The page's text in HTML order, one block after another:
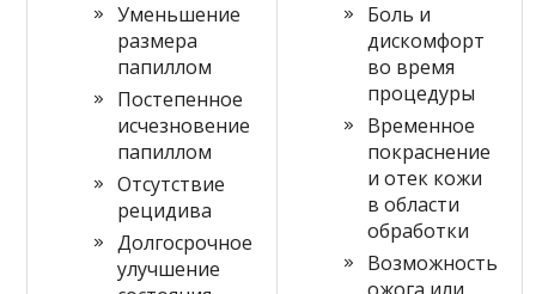
Уменьшение
размера
папиллом
Постепенное
исчезновение
папиллом
Отсутствие
рецидива
Долгосрочное
улучшение
Боль и
дискомфорт
во время
процедуры
Временное
покраснение
и отек кожи
в области
обработки
Возможность